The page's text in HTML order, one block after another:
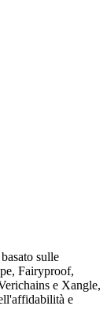
sulle
Fairyproof,
e Xangle,
e